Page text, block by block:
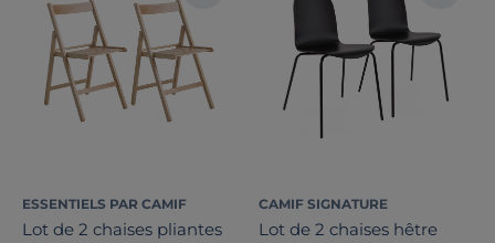
ESSENTIELS PAR CAMIF
Lot de 2 chaises pliantes
CAMIF SIGNATURE
Lot de 2 chaises hêtre